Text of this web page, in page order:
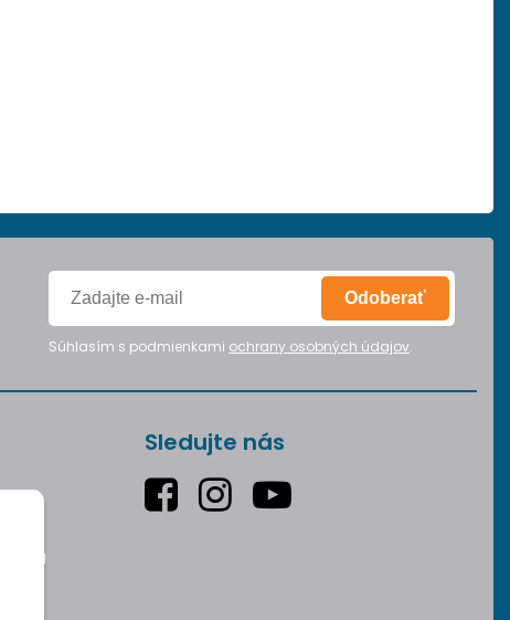
Odoberať
Súhlasím s podmienkami ochrany osobných údajov.
Sledujte nás